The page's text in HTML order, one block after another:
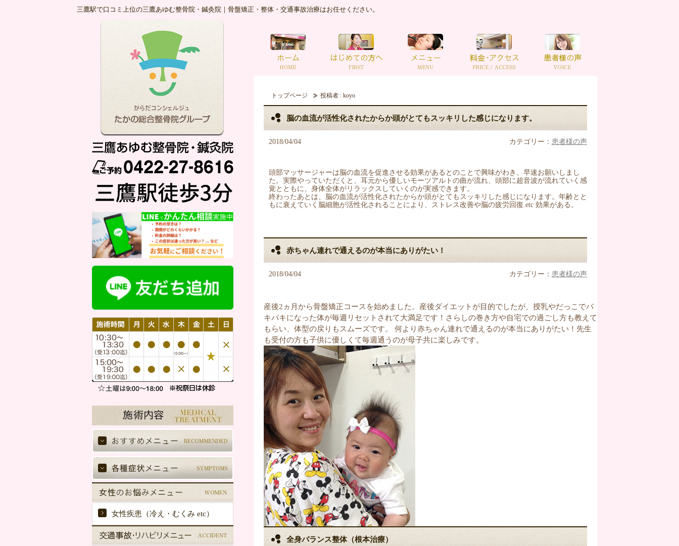
三鷹駅で口コミ上位の三鷹あゆむ整骨院・鍼灸院｜骨盤矯正・整体・交通事故治療はお任せください。
トップページ 投稿者 : koyo
脳の血流が活性化されたからか頭がとてもスッキリした感じになります。
2018/04/04 カテゴリー： 患者様の声
頭部マッサージャーは脳の血流を促進させる効果があるとのことで興味がわき、早速お願いしまし
た。実際やっていただくと、耳元から優しいモーツアルトの曲が流れ、頭部に超音波が流れていく感
覚とともに、身体全体がリラックスしていくのが実感できます。
終わったあとは、脳の血流が活性化されたからか頭がとてもスッキリした感じになります。年齢とと
もに衰えていく脳細胞が活性化されることにより、ストレス改善や脳の疲労回復.etc 効果がある。
赤ちゃん連れで通えるのが本当にありがたい！
2018/04/04 カテゴリー： 患者様の声
産後2ヵ月から骨盤矯正コースを始めました。産後ダイエットが目的でしたが、授乳やだっこでバ
キバキになった体が毎週リセットされて大満足です！さらしの巻き方や自宅での過ごし方も教えて
もらい、体型の戻りもスムーズです。 何より赤ちゃん連れで通えるのが本当にありがたい！先生
も受付の方も子供に優しくて毎週通うのが母子共に楽しみです。
全身バランス整体（根本治療）
女性疾患（冷え・むくみ etc）